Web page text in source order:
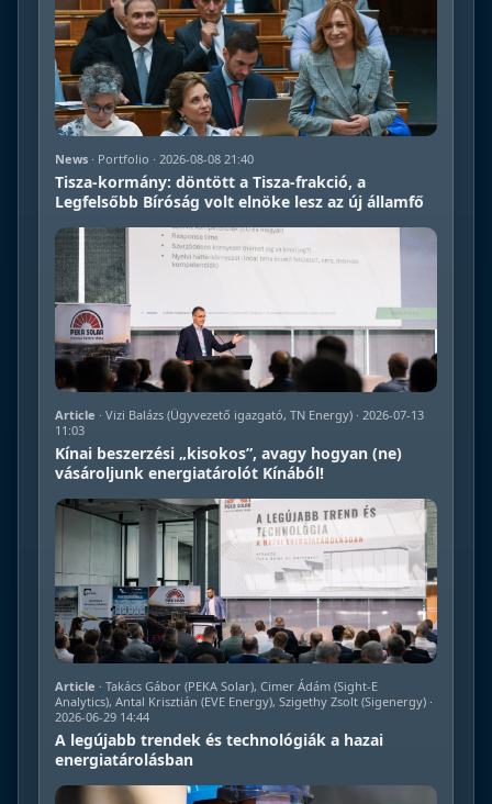
News · Portfolio · 2026-08-08 21:40
Tisza-kormány: döntött a Tisza-frakció, a
Legfelsőbb Bíróság volt elnöke lesz az új államfő
Article · Vizi Balázs (Ügyvezető igazgató, TN Energy) · 2026-07-13
11:03
Kínai beszerzési „kisokos”, avagy hogyan (ne)
vásároljunk energiatárolót Kínából!
Article · Takács Gábor (PEKA Solar), Cimer Ádám (Sight-E
Analytics), Antal Krisztián (EVE Energy), Szigethy Zsolt (Sigenergy) ·
2026-06-29 14:44
A legújabb trendek és technológiák a hazai
energiatárolásban